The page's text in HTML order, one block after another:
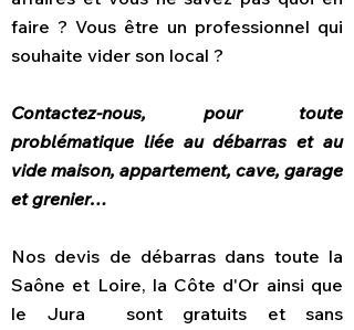
faire ? Vous être un professionnel qui
souhaite vider son local ?
Contactez-nous, pour toute
problématique liée au débarras et au
vide maison, appartement, cave, garage
et grenier…
Nos devis de débarras dans toute la
Saône et Loire, la Côte d'Or ainsi que
le Jura sont gratuits et sans